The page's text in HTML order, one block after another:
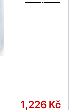
1,226 Kč